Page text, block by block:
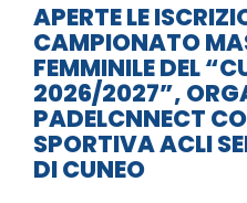
APERTE LE
CAMPIONATO
FEMMINILE DEL
2026/2027”,
PADELCNNECT
SPORTIVA ACLI
DI CUNEO